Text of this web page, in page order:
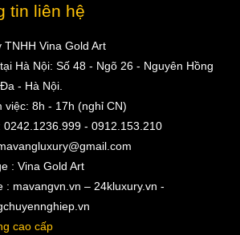
tin liên hệ
TNHH Vina Gold Art
Hà Nội: Số 48 - Ngõ 26 - Nguyên Hồng
- Hà Nội.
việc: 8h - 17h (nghỉ CN)
0242.1236.999 - 0912.153.210
: Vina Gold Art
: mavangvn.vn – 24kluxury.vn -
cao cấp